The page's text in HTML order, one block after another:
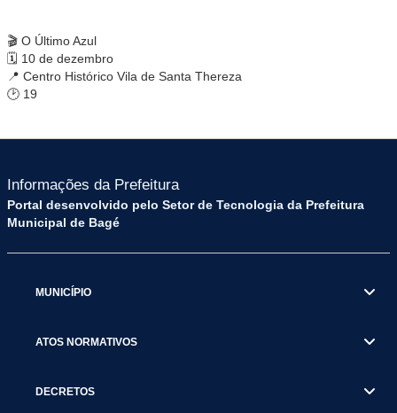
🎬 O Último Azul
🗓 10 de dezembro
📍 Centro Histórico Vila de Santa Thereza
🕑 19
Informações da Prefeitura
Portal desenvolvido pelo Setor de Tecnologia da Prefeitura
Municipal de Bagé
MUNICÍPIO
ATOS NORMATIVOS
DECRETOS